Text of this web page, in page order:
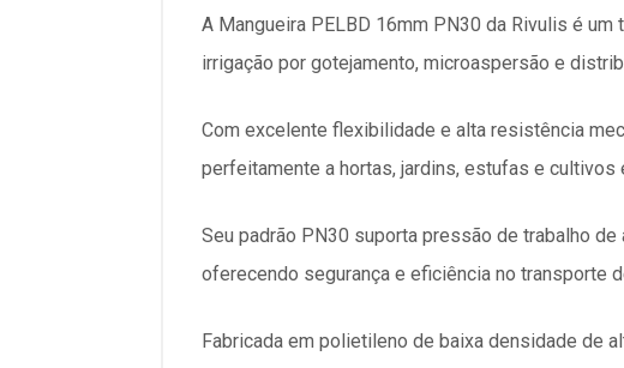
A Mangueira PELBD 16mm PN30 da Rivulis é
irrigação por gotejamento, microaspersão e
Com excelente flexibilidade e alta resistência
perfeitamente a hortas, jardins, estufas e cultivos
Seu padrão PN30 suporta pressão de trabalho de
oferecendo segurança e eficiência no transporte
Fabricada em polietileno de baixa densidade de